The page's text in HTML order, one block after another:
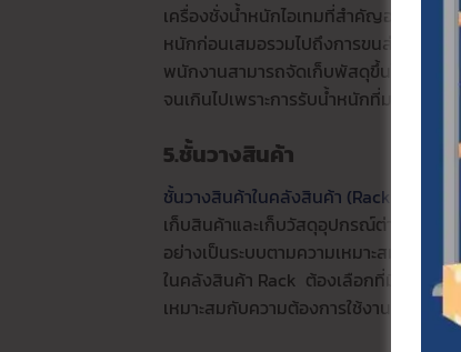
เครื่องชั่งน้ำหนักไอเทมที่สำคัญอย่างมา
หนักก่อนเสมอรวมไปถึงการขนส่งโดยเค
พนักงานสามารถจัดเก็บพัสดุขึ้นไปบนชั้นว
จนเกินไปเพราะการรับน้ำหนักที่มากจนเกิน
5.ชั้นวางสินค้า
ชั้นวางสินค้าในคลังสินค้า (Rack)
เป็นอุ
เก็บสินค้าและเก็บวัสดุอุปกรณ์ต่างๆ เช่น
อย่างเป็นระบบตามความเหมาะสม การ
ในคลังสินค้า Rack ต้องเลือกที่มีคุณภาพไ
เหมาะสมกับความต้องการใช้งาน